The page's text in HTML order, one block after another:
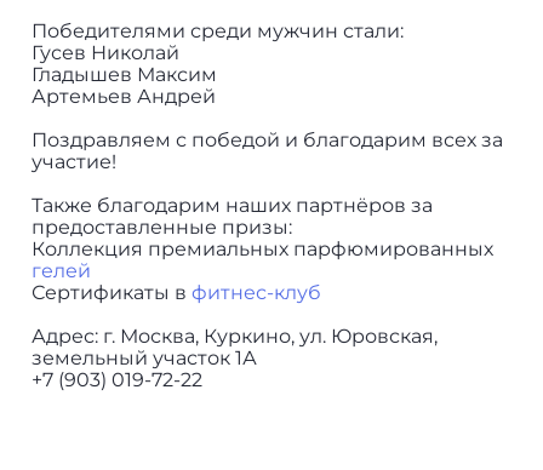
Победителями среди мужчин стали:
Гусев Николай
Гладышев Максим
Артемьев Андрей
Поздравляем с победой и благодарим всех за
участие!
Также благодарим наших партнёров за
предоставленные призы:
Коллекция премиальных парфюмированных
гелей
Сертификаты вфитнес-клуб
Адрес: г. Москва, Куркино, ул. Юровская,
земельный участок 1А
+7 (903) 019-72-22